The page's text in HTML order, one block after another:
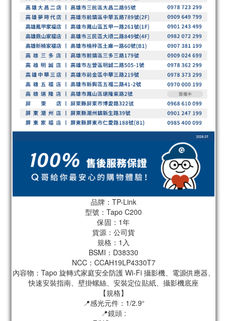
品牌：TP-Link
型號：Tapo C200
保固：1年
貨源：公司貨
規格：1入
BSMI：D38330
NCC：CCAH19LP4330T7
內容物：Tapo 旋轉式家庭安全防護 Wi-Fi 攝影機、電源供應器、
快速安裝指南、壁掛螺絲、安裝定位貼紙、攝影機底座
【規格】
📍感光元件：1/2.9“
📍鏡頭 :